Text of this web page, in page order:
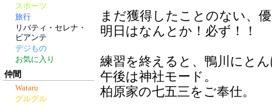
スポーツ
旅行
リバティ・セレナ・
ビアンテ
デジもの
お気に入り
仲間
Wataru
グルグル
まだ獲得したことのない、
明日はなんとか！必ず！！
練習を終えると、鴨川にと
午後は神社モード。
柏原家の七五三をご奉仕。